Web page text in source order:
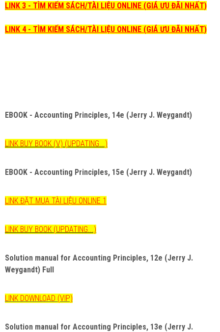
LINK 3 - TÌM KIẾM SÁCH/TÀI LIỆU ONLINE (GIÁ ƯU ĐÃI NHẤT)
LINK 4 - TÌM KIẾM SÁCH/TÀI LIỆU ONLINE (GIÁ ƯU ĐÃI NHẤT)
EBOOK - Accounting Principles, 14e (Jerry J. Weygandt)
LINK BUY BOOK (V) (UPDATING...)
EBOOK - Accounting Principles, 15e (Jerry J. Weygandt)
LINK ĐẶT MUA TÀI LIỆU ONLINE 1
LINK BUY BOOK (UPDATING...)
Solution manual for Accounting Principles, 12e (Jerry J.
Weygandt) Full
LINK DOWNLOAD (VIP)
Solution manual for Accounting Principles, 13e (Jerry J.